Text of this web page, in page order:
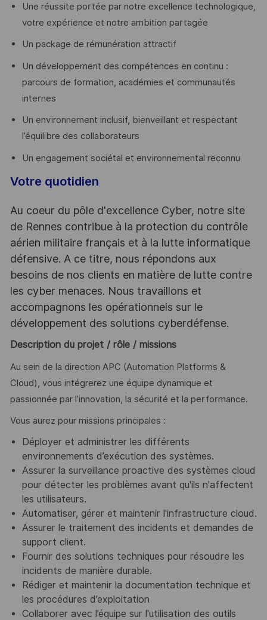
Une réussite portée par notre excellence technologique,
votre expérience et notre ambition partagée
Un package de rémunération attractif
Un développement des compétences en continu :
parcours de formation, académies et communautés
internes
Un environnement inclusif, bienveillant et respectant
l’équilibre des collaborateurs
Un engagement sociétal et environnemental reconnu
Votre quotidien
Au coeur du pôle d'excellence Cyber, notre site
de Rennes contribue à la protection du contrôle
aérien militaire français et à la lutte informatique
défensive. A ce titre, nous répondons aux
besoins de nos clients en matière de lutte contre
les cyber menaces. Nous travaillons et
accompagnons les opérationnels sur le
développement des solutions cyberdéfense.
Description du projet / rôle / missions
Au sein de la direction APC (Automation Platforms &
Cloud), vous intégrerez une équipe dynamique et
passionnée par l’innovation, la sécurité et la performance.
Vous aurez pour missions principales :
Déployer et administrer les différents
environnements d’exécution des systèmes.
Assurer la surveillance proactive des systèmes cloud
pour détecter les problèmes avant qu'ils n'affectent
les utilisateurs.
Automatiser, gérer et maintenir l'infrastructure cloud.
Assurer le traitement des incidents et demandes de
support client.
Fournir des solutions techniques pour résoudre les
incidents de manière durable.
Rédiger et maintenir la documentation technique et
les procédures d’exploitation
Collaborer avec l’équipe sur l'utilisation des outils